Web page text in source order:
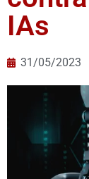
IAs
31/05/2023